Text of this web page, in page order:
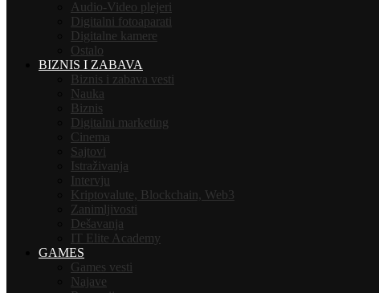
Audio-Video plejeri
Digitalni fotoaparati
Digitalne kamere
Ostalo
BIZNIS I ZABAVA
Biznis i zabava vesti
Nauka
Biznis
Digitalni marketing
Cinema
Sajtovi
Istraživanja
Intervju
Kriptovalute, Blockchain, Web3
Zanimljivosti
Dešavanja
IT Elite Academy
GAMES
Games vesti
Najave